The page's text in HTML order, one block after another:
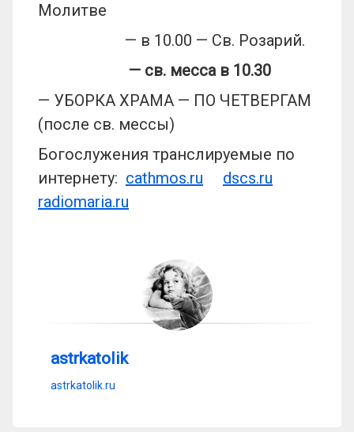
Молитве
— в 10.00 — Св. Розарий.
— св. месса в 10.30
— УБОРКА ХРАМА — ПО ЧЕТВЕРГАМ
(после св. мессы)
Богослужения транслируемые по
интернету: cathmos.ru
dscs.ru
radiomaria.ru
astrkatolik
astrkatolik.ru